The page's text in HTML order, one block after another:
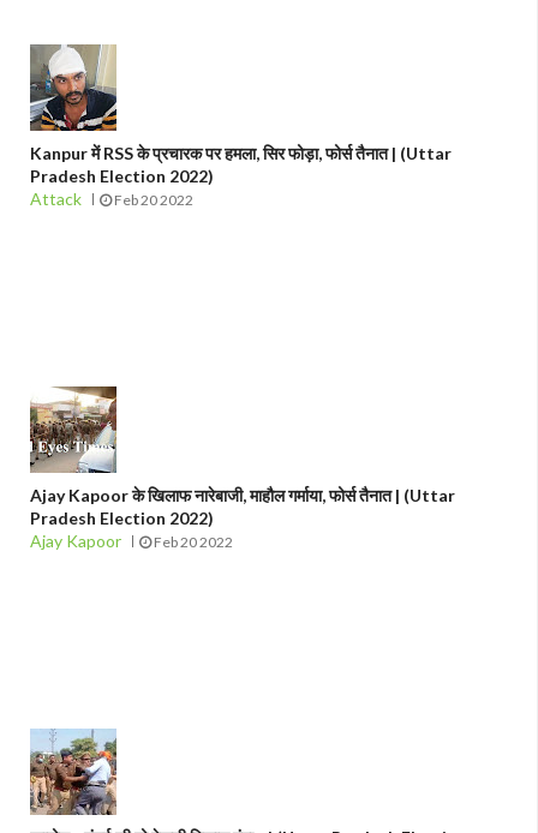
Kanpur में RSS के प्रचारक पर हमला, सिर फोड़ा, फोर्स तैनात | (Uttar
Pradesh Election 2022)
Attack
Feb 20 2022
Ajay Kapoor के खिलाफ नारेबाजी, माहौल गर्माया, फोर्स तैनात | (Uttar
Pradesh Election 2022)
Ajay Kapoor
Feb 20 2022